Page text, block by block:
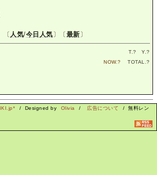
〔 人気/今日人気 〕〔 最新 〕
T.? Y.?
NOW.? TOTAL.?
/ Designed by Olivia / 広告について
/ 無料レン